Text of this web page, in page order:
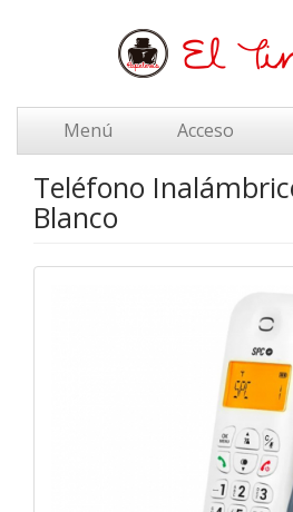
Menú Acceso
Teléfono
Blanco